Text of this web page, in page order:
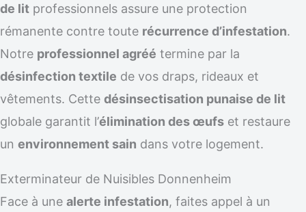
de lit professionnels assure une protection
rémanente contre toute récurrence d’infestation.
Notre professionnel agréé termine par la
désinfection textile de vos draps, rideaux et
vêtements. Cette désinsectisation punaise de lit
globale garantit l’élimination des œufs et restaure
un environnement sain dans votre logement.
Exterminateur de Nuisibles Donnenheim
Face à une alerte infestation, faites appel à un